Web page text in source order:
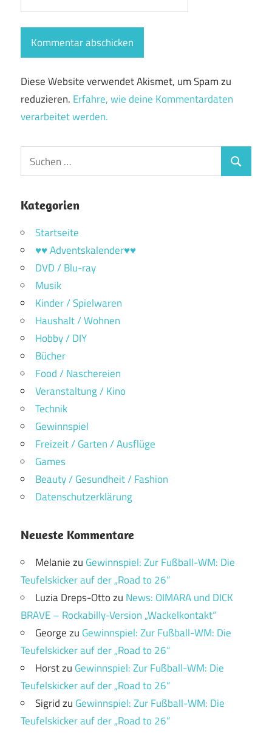
Diese Website verwendet Akismet, um Spam zu
reduzieren. Erfahre, wie deine Kommentardaten
verarbeitet werden.
Suchen
nach:
Suchen
Kategorien
Startseite
♥♥ Adventskalender♥♥
DVD / Blu-ray
Musik
Kinder / Spielwaren
Haushalt / Wohnen
Hobby / DIY
Bücher
Food / Naschereien
Veranstaltung / Kino
Technik
Gewinnspiel
Freizeit / Garten / Ausflüge
Games
Beauty / Gesundheit / Fashion
Datenschutzerklärung
Neueste Kommentare
Melaniezu Gewinnspiel: Zur Fußball-WM: Die
Teufelskicker auf der „Road to 26“
Luzia Dreps-Ottozu News: OIMARA und DICK
BRAVE – Rockabilly-Version „Wackelkontakt“
Georgezu Gewinnspiel: Zur Fußball-WM: Die
Teufelskicker auf der „Road to 26“
Horstzu Gewinnspiel: Zur Fußball-WM: Die
Teufelskicker auf der „Road to 26“
Sigridzu Gewinnspiel: Zur Fußball-WM: Die
Teufelskicker auf der „Road to 26“